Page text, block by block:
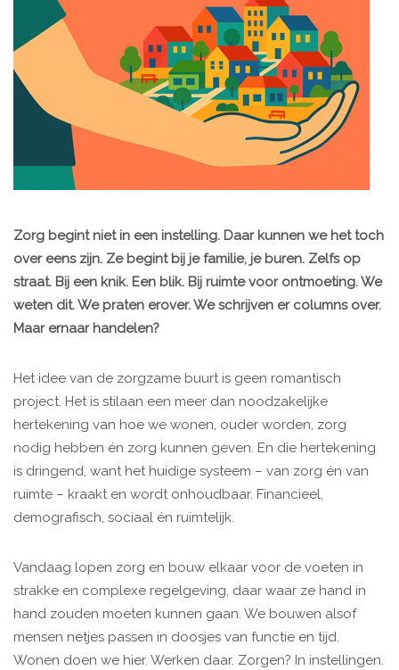
Zorg begint niet in een instelling. Daar kunnen we het toch
over eens zijn. Ze begint bij je familie, je buren. Zelfs op
straat. Bij een knik. Een blik. Bij ruimte voor ontmoeting. We
weten dit. We praten erover. We schrijven er columns over.
Maar ernaar handelen?
Het idee van de zorgzame buurt is geen romantisch
project. Het is stilaan een meer dan noodzakelijke
hertekening van hoe we wonen, ouder worden, zorg
nodig hebben én zorg kunnen geven. En die hertekening
is dringend, want het huidige systeem – van zorg én van
ruimte – kraakt en wordt onhoudbaar. Financieel,
demografisch, sociaal én ruimtelijk.
Vandaag lopen zorg en bouw elkaar voor de voeten in
strakke en complexe regelgeving, daar waar ze hand in
hand zouden moeten kunnen gaan. We bouwen alsof
mensen netjes passen in doosjes van functie en tijd.
Wonen doen we hier. Werken daar. Zorgen? In instellingen.